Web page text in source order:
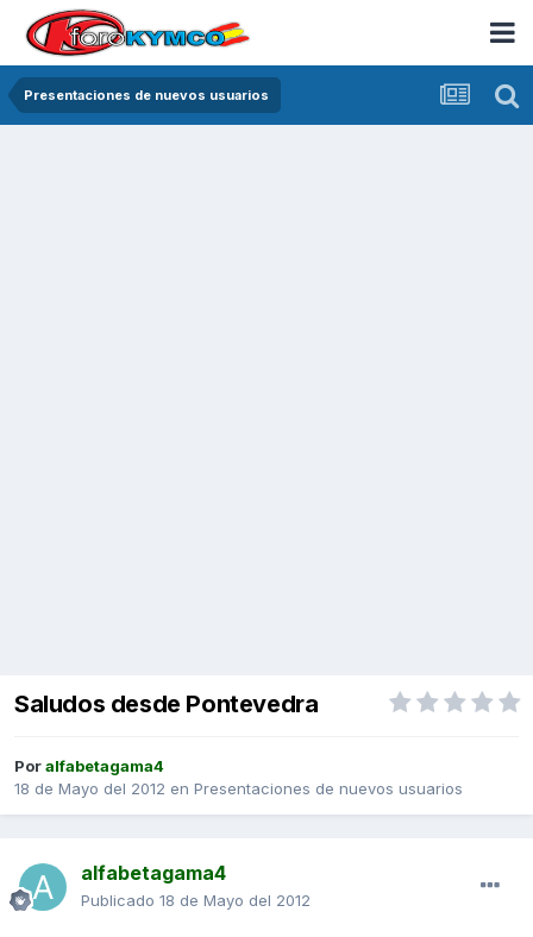
Presentaciones de nuevos usuarios
Saludos desde Pontevedra
Poralfabetagama4
18 de Mayo del 2012 en Presentaciones de nuevos usuarios
alfabetagama4
Publicado 18 de Mayo del 2012